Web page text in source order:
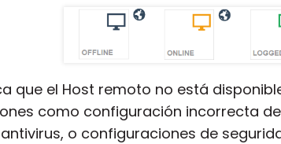
que el Host remoto no está
como configuración incorrecta
o configuraciones de